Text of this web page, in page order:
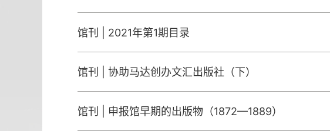
馆刊 | 2021年第1期目录
馆刊 | 协助马达创办文汇出版社（下）
馆刊 | 申报馆早期的出版物（1872—1889）